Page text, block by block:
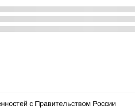
с Правительством России